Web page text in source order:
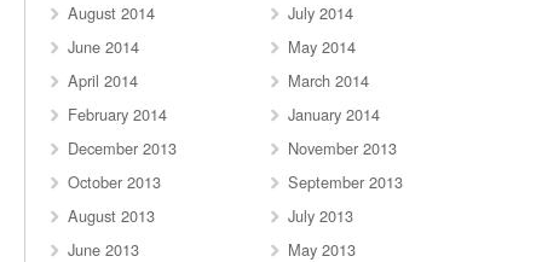
August 2014
July 2014
June 2014
May 2014
April 2014
March 2014
February 2014
January 2014
December 2013
November 2013
October 2013
September 2013
August 2013
July 2013
June 2013
May 2013